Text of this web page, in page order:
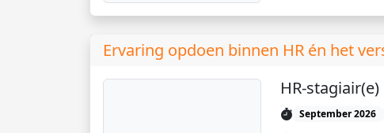
Ervaring opdoen binnen HR én het
HR-stagiair(e)
September 2026